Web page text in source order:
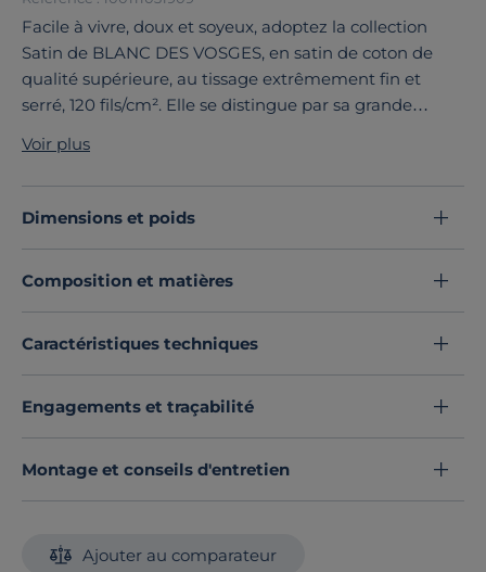
Facile à vivre, doux et soyeux, adoptez la collection
Satin de BLANC DES VOSGES, en satin de coton de
qualité supérieure, au tissage extrêmement fin et
serré, 120 fils/cm². Elle se distingue par sa grande
drap housse se décline dans une large palette de
coloris, pour se coordonner avec toutes vos parures
fantaisies.
Voir plus
Dimensions et poids
Composition et matières
Caractéristiques techniques
Engagements et traçabilité
Montage et conseils d'entretien
Ajouter au comparateur